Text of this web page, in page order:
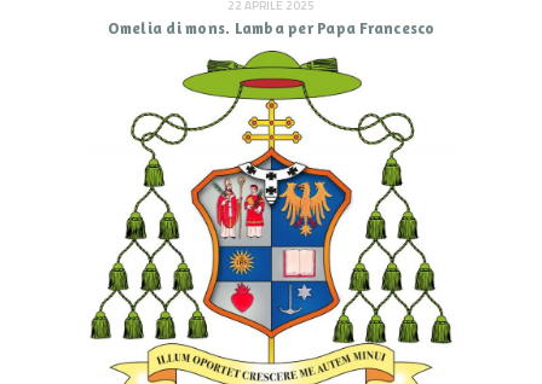
22 APRILE 2025
Omelia di mons. Lamba per Papa Francesco